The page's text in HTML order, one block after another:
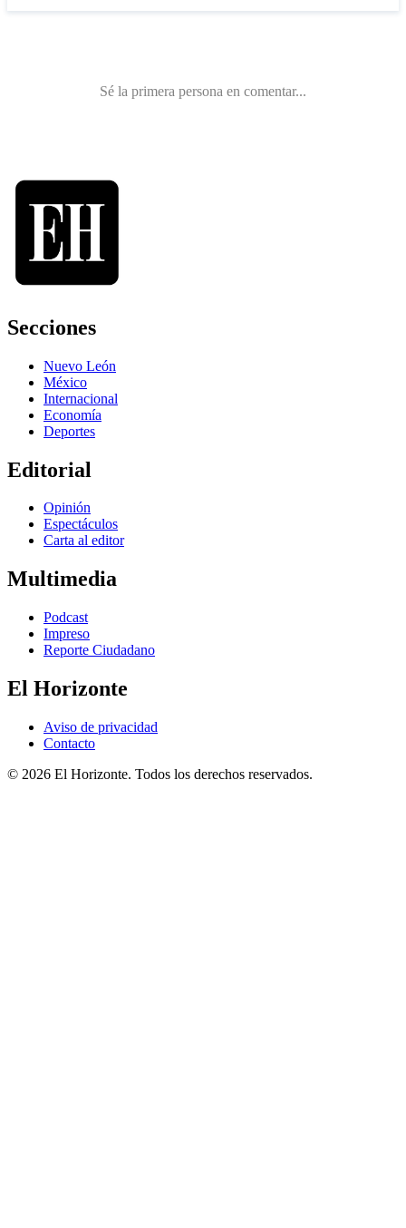
Secciones
Nuevo León
México
Internacional
Economía
Deportes
Editorial
Opinión
Espectáculos
Carta al editor
Multimedia
Podcast
Impreso
Reporte Ciudadano
El Horizonte
Aviso de privacidad
Contacto
© 2026 El Horizonte. Todos los derechos reservados.